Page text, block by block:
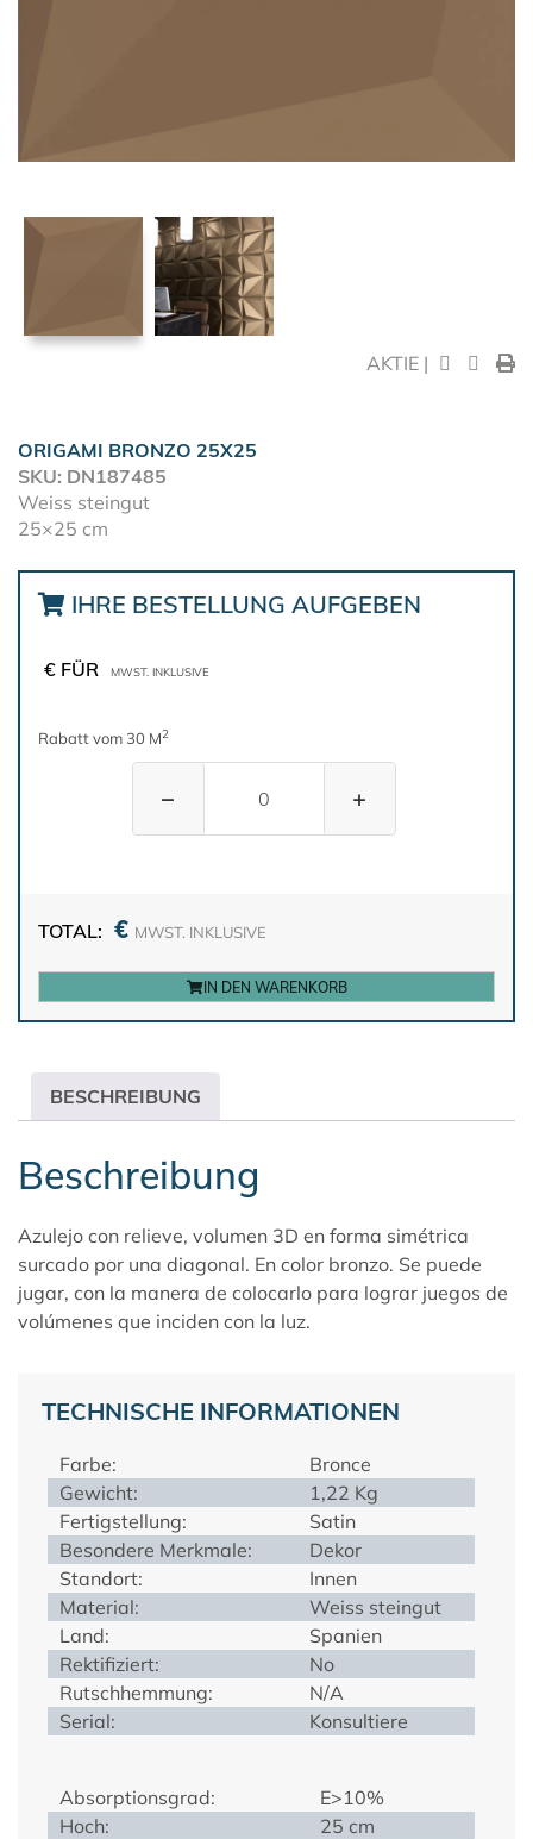
AKTIE |
ORIGAMI BRONZO 25X25
SKU: DN187485
Weiss steingut
25×25 cm
IHRE BESTELLUNG AUFGEBEN
€ FÜR MWST. INKLUSIVE
Rabatt vom 30 M2
− +
TOTAL: € MWST. INKLUSIVE
IN DEN WARENKORB
BESCHREIBUNG
Beschreibung
Azulejo con relieve, volumen 3D en forma simétrica
surcado por una diagonal. En color bronzo. Se puede
jugar, con la manera de colocarlo para lograr juegos de
volúmenes que inciden con la luz.
TECHNISCHE INFORMATIONEN
Farbe:
Bronce
Gewicht:
1,22 Kg
Fertigstellung:
Satin
Besondere Merkmale:
Dekor
Standort:
Innen
Material:
Weiss steingut
Land:
Spanien
Rektifiziert:
No
Rutschhemmung:
N/A
Serial:
Konsultiere
Absorptionsgrad:
E>10%
Hoch:
25 cm